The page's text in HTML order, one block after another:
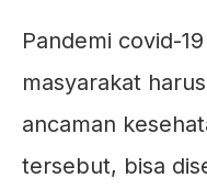
Pandemi covid-
masyarakat
ancaman
tersebut, bisa